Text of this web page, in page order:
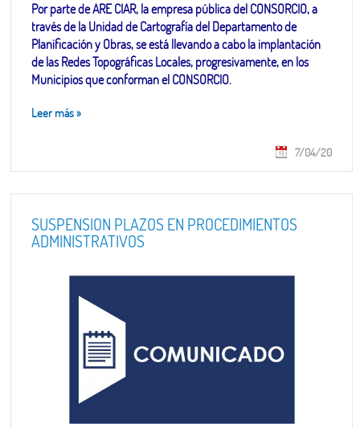
Por parte de ARE CIAR, la empresa pública del CONSORCIO, a
través de la Unidad de Cartografía del Departamento de
Planificación y Obras, se está llevando a cabo la implantación
de las Redes Topográficas Locales, progresivamente, en los
Municipios que conforman el CONSORCIO.
Leer más»
7/04/20
SUSPENSIÓN PLAZOS EN PROCEDIMIENTOS
ADMINISTRATIVOS